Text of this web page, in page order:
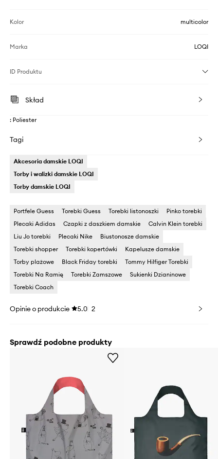
Kolor multicolor
Marka LOQI
ID Produktu
Skład
: Poliester
Tagi
Akcesoria damskie LOQI
Torby i walizki damskie LOQI
Torby damskie LOQI
Portfele Guess Torebki Guess Torebki listonoszki
Pinko torebki
Plecaki Adidas
Czapki z daszkiem damskie
Calvin Klein torebki
Liu Jo torebki
Plecaki Nike
Biustonosze damskie
Torebki shopper
Torebki kopertówki
Kapelusze damskie
Torby plażowe
Black Friday torebki
Tommy Hilfiger Torebki
Torebki Na Ramię
Torebki Zamszowe
Sukienki Dzianinowe
Torebki Coach
Opinie o produkcie 5.0 2
Sprawdź podobne produkty